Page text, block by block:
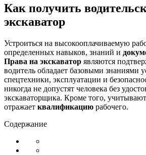
Как получить
экскаватор
Устроиться на высокооплачиваемую
определенных навыков, знаний и
Права на экскаватор являются
водитель обладает базовыми знаниями
спецтехники, эксплуатации и
никогда не допустят человека без
экскаваторщика. Кроме того,
отражает квалификацию рабочего.
Содержание